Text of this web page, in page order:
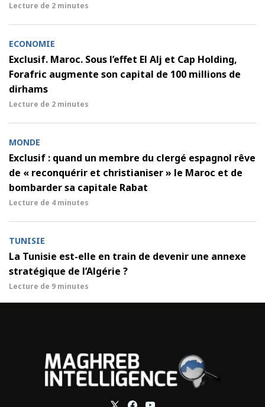
Lecture de 2 minutes
ECONOMIE
Exclusif. Maroc. Sous l’effet El Alj et Cap Holding,
Forafric augmente son capital de 100 millions de
dirhams
Lecture de 2 minutes
MONDE
Exclusif : quand un membre du clergé espagnol rêve
de « reconquérir et christianiser » le Maroc et de
bombarder sa capitale Rabat
Lecture de 4 minutes
TUNISIE
La Tunisie est-elle en train de devenir une annexe
stratégique de l’Algérie ?
Lecture de 9 minutes